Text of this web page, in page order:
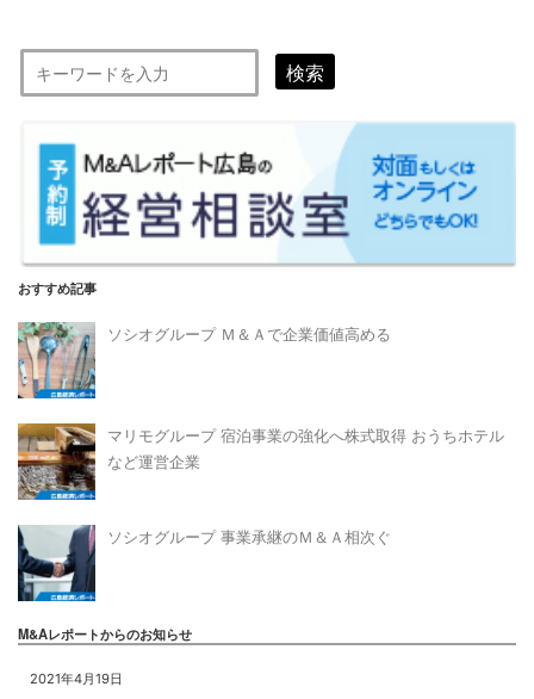
検索
おすすめ記事
ソシオグループ Ｍ＆Ａで企業価値高める
マリモグループ 宿泊事業の強化へ株式取得 おうちホテル
など運営企業
ソシオグループ 事業承継のＭ＆Ａ相次ぐ
M&Aレポートからのお知らせ
2021年4月19日